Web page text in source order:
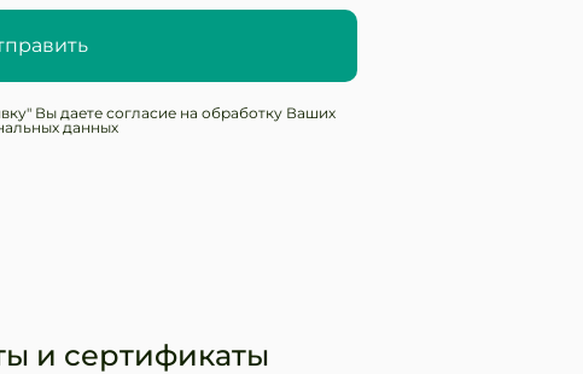
Вы даете согласие на обработку Ваших
данных
и сертификаты